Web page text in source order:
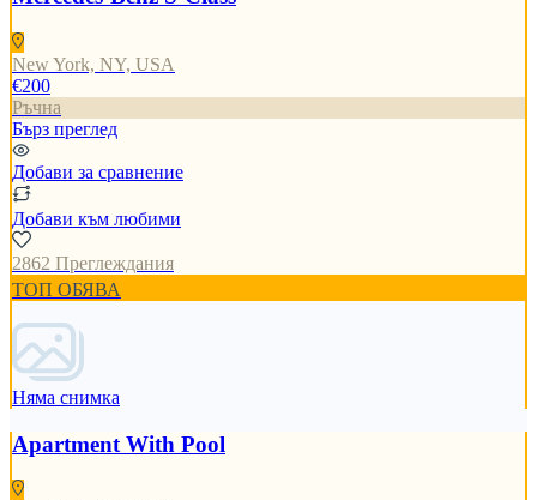
New York, NY, USA
€200
Ръчна
Бърз преглед
Добави за сравнение
Добави към любими
2862 Преглеждания
ТОП ОБЯВА
Няма снимка
Apartment With Pool